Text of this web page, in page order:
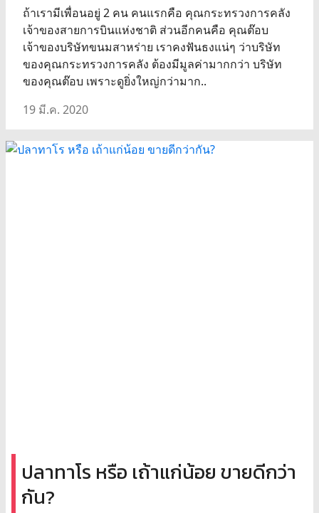
ถ้าเรามีเพื่อนอยู่ 2 คน คนแรกคือ คุณกระทรวงการคลัง
เจ้าของสายการบินแห่งชาติ ส่วนอีกคนคือ คุณต๊อบ
เจ้าของบริษัทขนมสาหร่าย เราคงฟันธงแน่ๆ ว่าบริษัท
ของคุณกระทรวงการคลัง ต้องมีมูลค่ามากกว่า บริษัท
ของคุณต๊อบ เพราะดูยิ่งใหญ่กว่ามาก..
19 มี.ค. 2020
ปลาทาโร หรือ เถ้าแก่น้อย ขายดีกว่า
กัน?